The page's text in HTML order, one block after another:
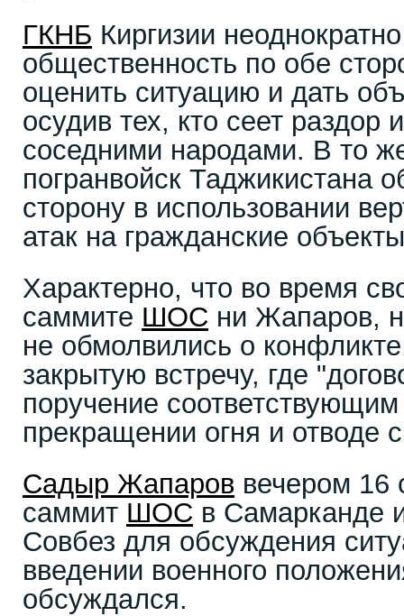
ГКНБ Киргизии
общественность по обе
оценить ситуацию и дать
осудив тех, кто сеет
соседними народами. В то
погранвойск Таджикистана
сторону в использовании
атак на гражданские
Характерно, что во время
саммите ШОС ни Жапаров,
не обмолвились о
закрытую встречу, где
поручение
прекращении огня и отводе
Садыр Жапаров вечером 16
саммит ШОС в Самарканде
Совбез для обсуждения
введении военного
обсуждался.